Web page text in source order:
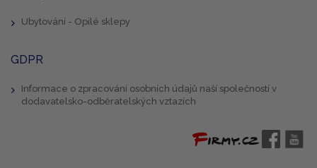
Ubytování - Opilé sklepy
GDPR
Informace o zpracování osobních údajů naší společností v
dodavatelsko-odběratelských vztazích